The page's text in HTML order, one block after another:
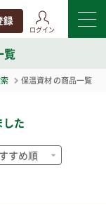
ログイン
覧
保温資材の商品一覧
した